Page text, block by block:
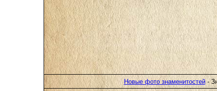
Новые фото знаменитостей-